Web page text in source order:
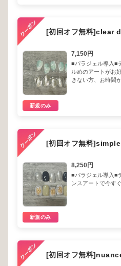
[初回オフ無料]clear
7,150円
■パラジェル導入■
ルめのアートがお
きない方、お時間
新規のみ
[初回オフ無料
8,250円
■パラジェル導入■
ンスアートで今す
新規のみ
[初回オフ無料